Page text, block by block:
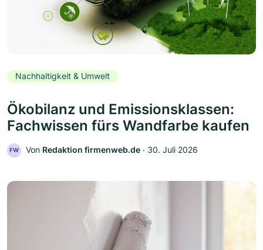
Nachhaltigkeit & Umwelt
Ökobilanz und Emissionsklassen:
Fachwissen fürs Wandfarbe kaufen
FW Von Redaktion firmenweb.de ‧ 30. Juli 2026